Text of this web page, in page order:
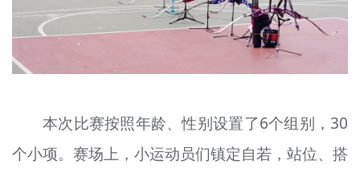
本次比赛按照年龄、性别设置了6个组别，30
个小项。赛场上，小运动员们镇定自若，站位、搭